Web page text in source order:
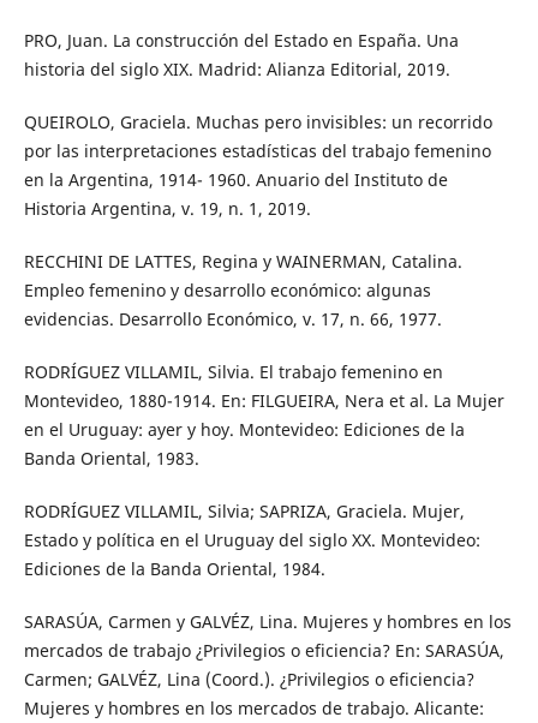
PRO, Juan. La construcción del Estado en España. Una
historia del siglo XIX. Madrid: Alianza Editorial, 2019.
QUEIROLO, Graciela. Muchas pero invisibles: un recorrido
por las interpretaciones estadísticas del trabajo femenino
en la Argentina, 1914- 1960. Anuario del Instituto de
Historia Argentina, v. 19, n. 1, 2019.
RECCHINI DE LATTES, Regina y WAINERMAN, Catalina.
Empleo femenino y desarrollo económico: algunas
evidencias. Desarrollo Económico, v. 17, n. 66, 1977.
RODRÍGUEZ VILLAMIL, Silvia. El trabajo femenino en
Montevideo, 1880-1914. En: FILGUEIRA, Nera et al. La Mujer
en el Uruguay: ayer y hoy. Montevideo: Ediciones de la
Banda Oriental, 1983.
RODRÍGUEZ VILLAMIL, Silvia; SAPRIZA, Graciela. Mujer,
Estado y política en el Uruguay del siglo XX. Montevideo:
Ediciones de la Banda Oriental, 1984.
SARASÚA, Carmen y GALVÉZ, Lina. Mujeres y hombres en los
mercados de trabajo ¿Privilegios o eficiencia? En: SARASÚA,
Carmen; GALVÉZ, Lina (Coord.). ¿Privilegios o eficiencia?
Mujeres y hombres en los mercados de trabajo. Alicante: